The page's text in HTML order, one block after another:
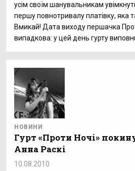
усім своїм шанувальникам
першу повнотривалу платівку, яка
Вмикай! Дата виходу першачка
випадкова: у цей день гурту
НОВИНИ
Гурт «Проти Ночі»
Анна Раскі
10.08.2010